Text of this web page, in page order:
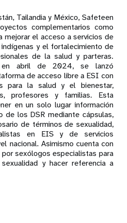
Tailandia y México, Safeteen
complementarios como
mejorar el acceso a servicios de
y el fortalecimiento de
de la salud y parteras.
en abril de 2024, se lanzó
de acceso libre a ESI con
para la salud y el bienestar,
profesores y familias. Esta
en un solo lugar información
de los DSR mediante cápsulas,
de términos de sexualidad,
en EIS y de servicios
nacional. Asimismo cuenta con
sexólogos especialistas para
y hacer referencia a